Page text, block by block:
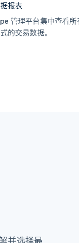
报表
管理平台集中查看所
的交易数据。
并选择最